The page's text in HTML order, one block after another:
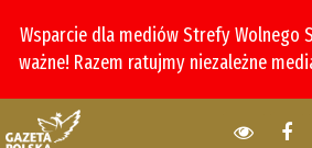
Wsparcie dla mediów Strefy Wolnego
ważne! Razem ratujmy niezależne